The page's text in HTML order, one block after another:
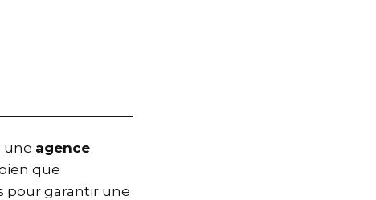
une agence
que
pour garantir une